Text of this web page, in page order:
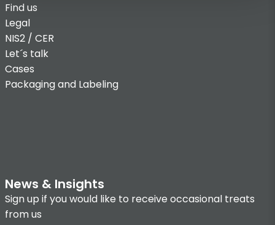
Find us
Legal
NIS2 / CER
Let´s talk
Cases
Packaging and Labeling
News & Insights
Sign up if you would like to receive occasional treats
from us